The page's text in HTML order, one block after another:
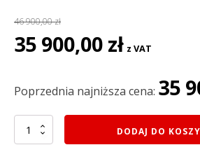
46 900,00zł
Pierwotna
cena
46
35 900,00 zł cena
35
z VAT
Poprzednia najniższa cena: 35
ilość
QUAD
DODAJ DO